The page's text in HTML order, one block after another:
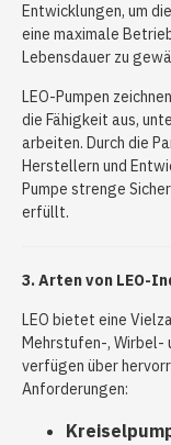
Entwicklungen, um
eine maximale
Lebensdauer zu
LEO-Pumpen
die Fähigkeit aus,
arbeiten. Durch die
Herstellern und
Pumpe strenge
erfüllt.
3. Arten von LEO-
LEO bietet eine
Mehrstufen-, Wirbel-
verfügen über
Anforderungen: